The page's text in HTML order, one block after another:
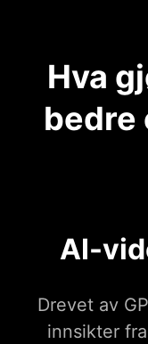
Hva
bedre
AI-
Drevet av
innsikter